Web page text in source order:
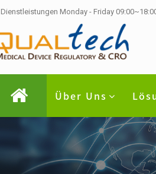
Dienstleistungen Monday - Friday
Über Uns